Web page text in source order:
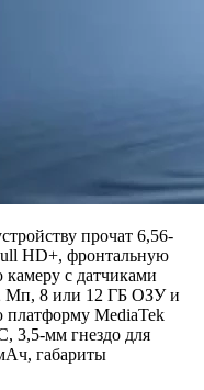
прочат 6,56-
HD+, фронтальную
с датчиками
Мп, 8 или 12 ГБ ОЗУ и
MediaTek
3,5-мм гнездо для
габариты